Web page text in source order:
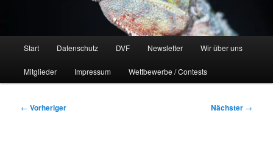
Start Datenschutz DVF Newsletter Wir über uns
Mitglieder Impressum Wettbewerbe / Contests
Beitragsnavigation
← Vorheriger Nächster →